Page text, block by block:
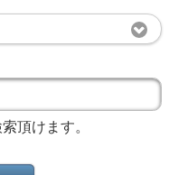
頂けます。